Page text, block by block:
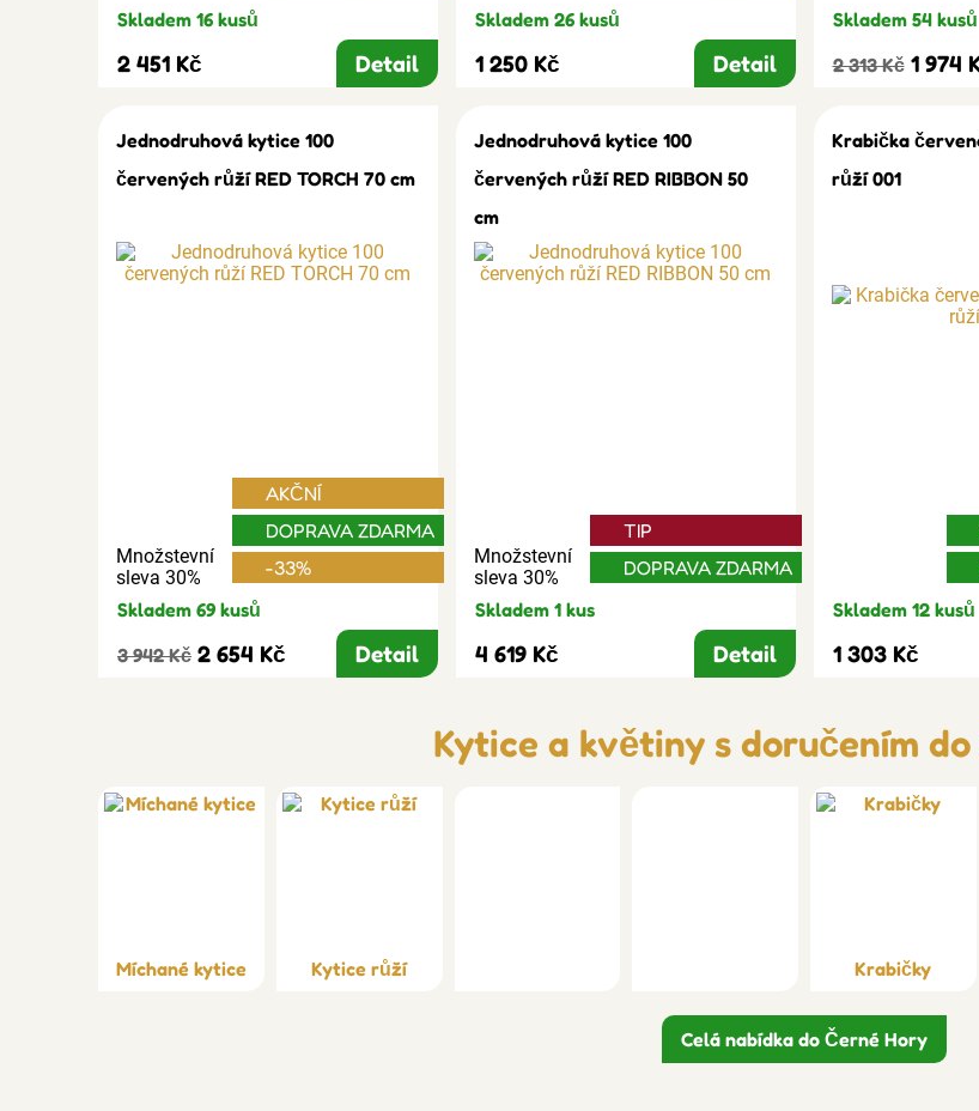
Skladem 16 kusů
2 451 Kč Detail
Skladem 26 kusů
1 250 Kč Detail
Skladem 54 kusů
2 313 Kč 1 974
Jednodruhová kytice 100
červených růží RED TORCH 70 cm
Množstevní
sleva 30%
AKČNÍ
DOPRAVA ZDARMA
-33%
Skladem 69 kusů
3 942 Kč 2 654 Kč Detail
Jednodruhová kytice 100
červených růží RED RIBBON 50
cm
Množstevní
sleva 30%
TIP
DOPRAVA ZDARMA
Skladem 1 kus
4 619 Kč Detail
Krabička
růží 001
Skladem 12 kusů
1 303 Kč
Kytice a květiny s doručením
Míchané kytice Kytice růží Krabičky
Celá nabídka do Černé Hory